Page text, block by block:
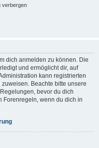
verbergen
dich anmelden zu können. Die
und ermöglicht dir, auf
kann registrierten
Beachte bitte unsere
bevor du dich
Forenregeln, wenn du dich in